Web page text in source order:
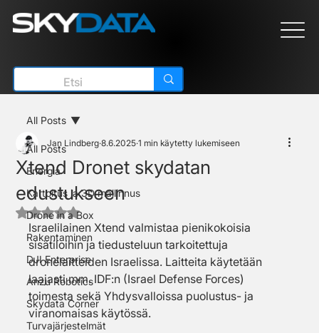
All Posts
Energia
Kartoitus ja 3D mallinnus
Drone in a Box
Rakentaminen
DJI Enterprise
Anzu Robotics
Skydata Corner
Turvajärjestelmät
All Posts
Xtend Dronet skydatan
edustukseen
Jan Lindberg 8.6.2025 1 min käytetty lukemiseen
Arvostelun tähtimäärä: epäluku/5
Israelilainen Xtend valmistaa pienikokoisia
sisätiloihin ja tiedusteluun tarkoitettuja
dronelaitteiden Israelissa. Laitteita käytetään
laajasti mm. IDF:n (Israel Defense Forces)
toimesta sekä Yhdysvalloissa puolustus- ja
viranomaisas käytössä.